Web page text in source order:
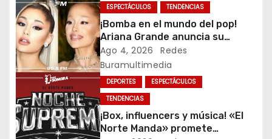
ó
n
d
e
ESPECTÁCULOS TENDENCIAS
¡Bomba en el mundo del pop!
Ariana Grande anuncia su
retiro, tras la polémica por su
apariencia
Ago 4, 2026
Redes
Buramultimedia
DEPORTES
ESPECTÁCULOS
TENDENCIAS
¡Box, influencers y música! «El
Norte Manda» promete